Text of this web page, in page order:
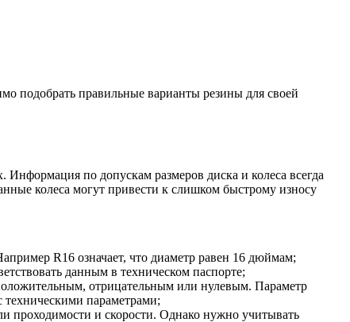
подобрать правильные варианты резины для своей
по допускам размеров диска и колеса всегда
колеса могут привести к слишком быстрому износу
R16 означает, что диаметр равен 16 дюймам;
данным в техническом паспорте;
отрицательным или нулевым. Параметр
техническими параметрами;
проходимости и скорости. Однако нужно учитывать